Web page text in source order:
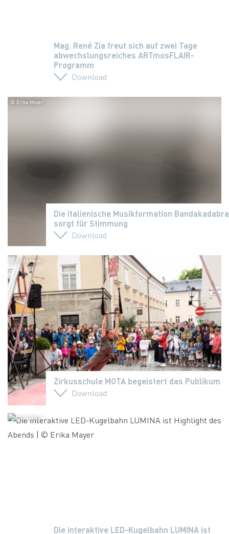
Mag. René Zia freut sich auf zwei Tage
abwechslungsreiches ARTmosFLAIR-
Programm
Download
© Erika Meyer
Die italienische Musikformation Bandakadabra
sorgt für Stimmung
Download
© Erika Mayer
Zirkusschule MOTA begeistert das Publikum
Download
© Erika Mayer
Die interaktive LED-Kugelbahn LUMINA ist